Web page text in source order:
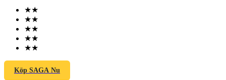
★★
★★
★★
★★
★★
Köp SAGA Nu